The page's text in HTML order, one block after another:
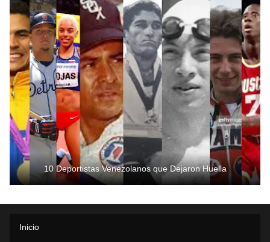
10 Deportistas Venezolanos que Dejaron Huella
Inicio